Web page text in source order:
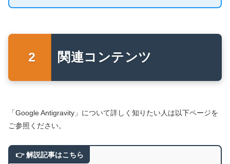
関連コンテンツ
「Google Antigravity」について詳しく知りたい人は以下ページを
ご参照ください。